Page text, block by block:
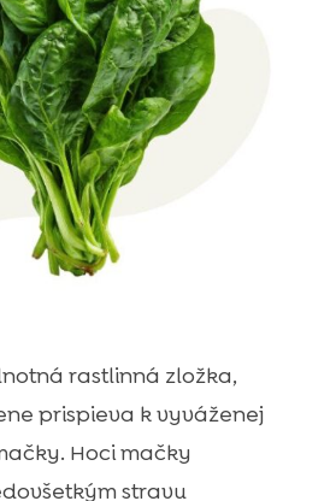
rastlinná zložka,
prispieva k vyváženej
Hoci mačky
stravu